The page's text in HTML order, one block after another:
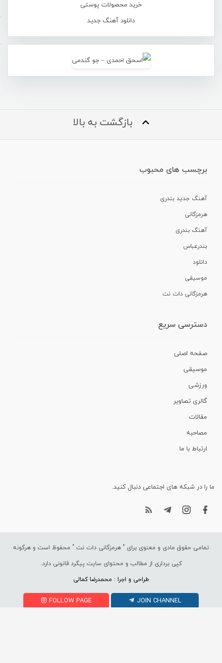
خرید محصولات پوستی
دانلود آهنگ جدید
بازگشت به بالا
برچسب های محبوب
آهنگ جدید بندری
هرمزگانی
آهنگ بندری
بندرعباس
دانلود
موسیقی
هرمزگانی دات نت
دسترسی سریع
صفحه اصلی
موسیقی
ورزشی
گالری تصاویر
مقالات
مصاحبه
ارتباط با ما
ما را در شبکه های اجتماعی دنبال کنید.
تمامی حقوق مادی و معنوی برای " هرمزگانی دات نت " محفوظ است و هرگونه
کپی برداری از مطالب و محتوای سایت پیگرد قانونی دارد.
طراحی و اجرا : محمدرضا کمالی
FOLLOW PAGE JOIN CHANNEL